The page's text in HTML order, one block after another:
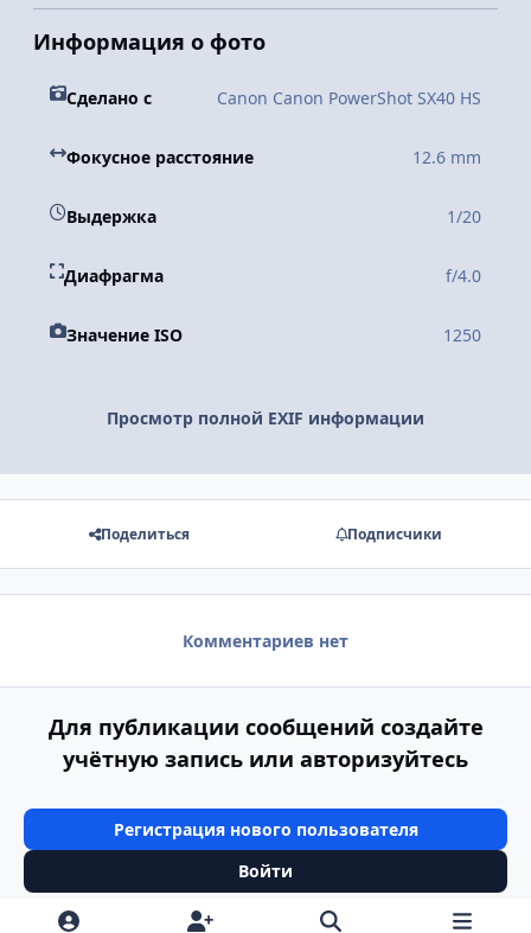
Информация о фото
Сделано с Canon Canon PowerShot SX40 HS
Фокусное расстояние 12.6 mm
Выдержка 1/20
Диафрагма f/4.0
Значение ISO 1250
Просмотр полной EXIF информации
Поделиться Подписчики
Комментариев нет
Для публикации сообщений создайте
учётную запись или авторизуйтесь
Регистрация нового пользователя
Войти